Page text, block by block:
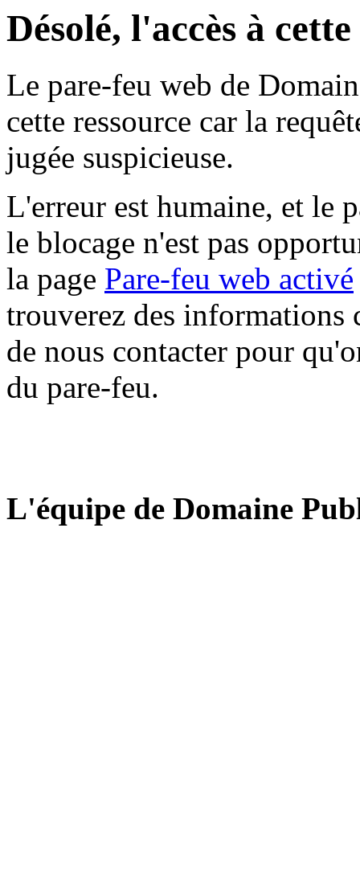
Désolé, l'accès à
Le pare-feu web de
cette ressource car la
jugée suspicieuse.
L'erreur est humaine, et le
le blocage n'est pas
la page Pare-feu web activé
trouverez des informations
de nous contacter pour
du pare-feu.
L'équipe de Domaine